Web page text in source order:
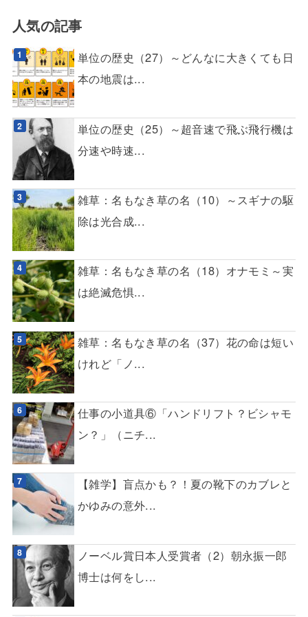
人気の記事
単位の歴史（27）～どんなに大きくても日
本の地震は...
単位の歴史（25）～超音速で飛ぶ飛行機は
分速や時速...
雑草：名もなき草の名（10）～スギナの駆
除は光合成...
雑草：名もなき草の名（18）オナモミ～実
は絶滅危惧...
雑草：名もなき草の名（37）花の命は短い
けれど「ノ...
仕事の小道具⑥「ハンドリフト？ビシャモ
ン？」（ニチ...
【雑学】盲点かも？！夏の靴下のカブレと
かゆみの意外...
ノーベル賞日本人受賞者（2）朝永振一郎
博士は何をし...